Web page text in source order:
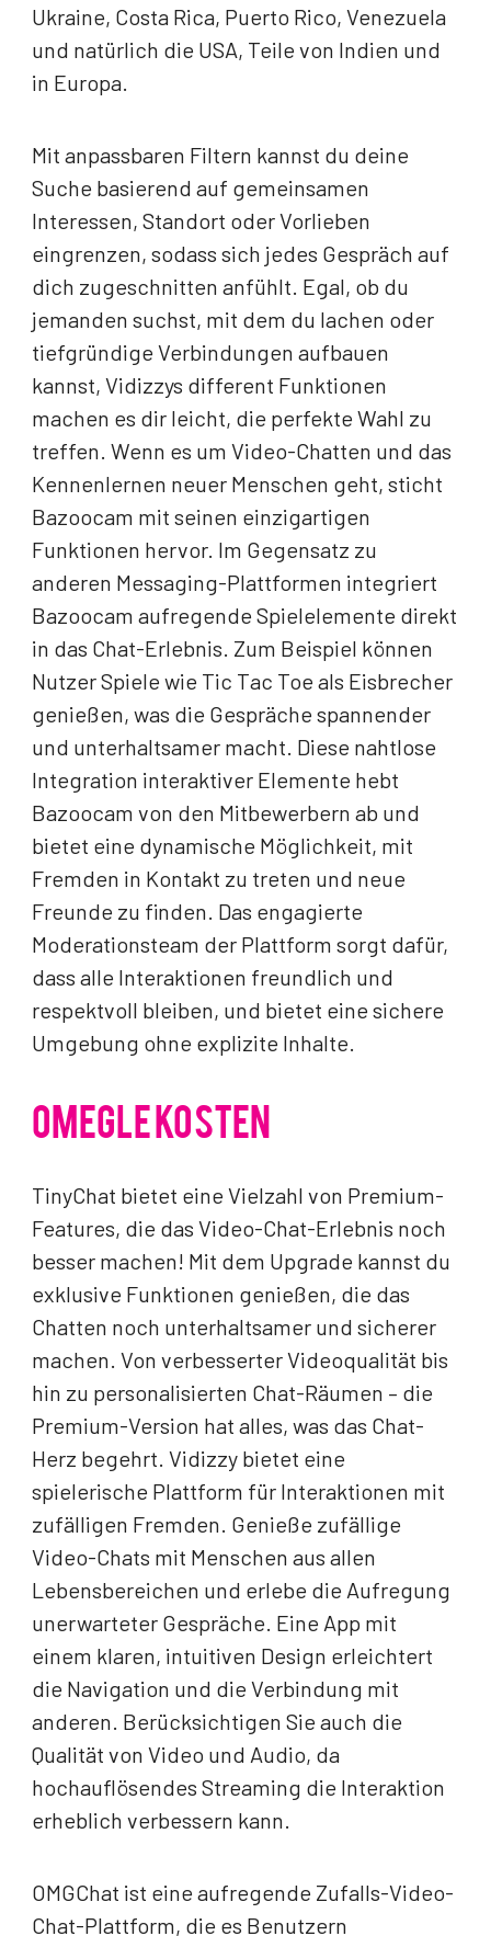
Ukraine, Costa Rica, Puerto Rico, Venezuela
und natürlich die USA, Teile von Indien und
in Europa.
Mit anpassbaren Filtern kannst du deine
Suche basierend auf gemeinsamen
Interessen, Standort oder Vorlieben
eingrenzen, sodass sich jedes Gespräch auf
dich zugeschnitten anfühlt. Egal, ob du
jemanden suchst, mit dem du lachen oder
tiefgründige Verbindungen aufbauen
kannst, Vidizzys different Funktionen
machen es dir leicht, die perfekte Wahl zu
treffen. Wenn es um Video-Chatten und das
Kennenlernen neuer Menschen geht, sticht
Bazoocam mit seinen einzigartigen
Funktionen hervor. Im Gegensatz zu
anderen Messaging-Plattformen integriert
Bazoocam aufregende Spielelemente direkt
in das Chat-Erlebnis. Zum Beispiel können
Nutzer Spiele wie Tic Tac Toe als Eisbrecher
genießen, was die Gespräche spannender
und unterhaltsamer macht. Diese nahtlose
Integration interaktiver Elemente hebt
Bazoocam von den Mitbewerbern ab und
bietet eine dynamische Möglichkeit, mit
Fremden in Kontakt zu treten und neue
Freunde zu finden. Das engagierte
Moderationsteam der Plattform sorgt dafür,
dass alle Interaktionen freundlich und
respektvoll bleiben, und bietet eine sichere
Umgebung ohne explizite Inhalte.
OMEGLE KOSTEN
TinyChat bietet eine Vielzahl von Premium-
Features, die das Video-Chat-Erlebnis noch
besser machen! Mit dem Upgrade kannst du
exklusive Funktionen genießen, die das
Chatten noch unterhaltsamer und sicherer
machen. Von verbesserter Videoqualität bis
hin zu personalisierten Chat-Räumen – die
Premium-Version hat alles, was das Chat-
Herz begehrt. Vidizzy bietet eine
spielerische Plattform für Interaktionen mit
zufälligen Fremden. Genieße zufällige
Video-Chats mit Menschen aus allen
Lebensbereichen und erlebe die Aufregung
unerwarteter Gespräche. Eine App mit
einem klaren, intuitiven Design erleichtert
die Navigation und die Verbindung mit
anderen. Berücksichtigen Sie auch die
Qualität von Video und Audio, da
hochauflösendes Streaming die Interaktion
erheblich verbessern kann.
OMGChat ist eine aufregende Zufalls-Video-
Chat-Plattform, die es Benutzern